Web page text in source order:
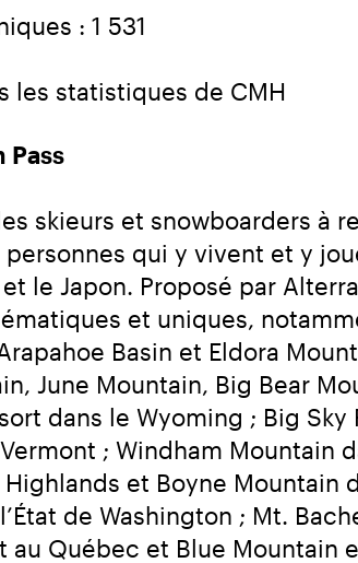
: 1 531
les statistiques de CMH
Pass
les skieurs et snowboarders
qui y vivent et y
le Japon. Proposé par
et uniques,
Basin et Eldora
June Mountain, Big Bear
dans le Wyoming ; Big
; Windham Mountain
et Boyne Mountain
de Washington ; Mt.
au Québec et Blue Mountain